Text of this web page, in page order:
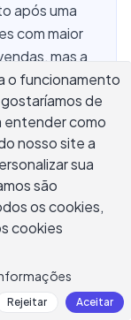
após uma
com maior
mas a
chega
o que já
de
os
e
a
lugar.
ou
este guia
o funcionamento
de
entender como
nosso site a
sua
são
os cookies,
cookies
Rejeitar Aceitar